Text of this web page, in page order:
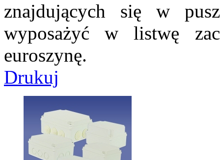
znajdujących się w
wyposażyć w listwę
euroszynę.
Drukuj